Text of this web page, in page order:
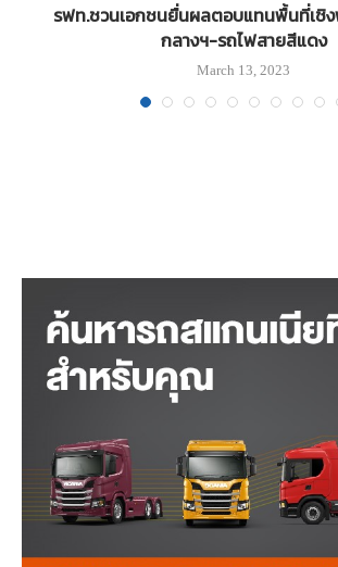
รฟท.ชวนเอกชนยื่นผลตอบแทนพื้นที่เชิ
กลางฯ-รถไฟสายสีแดง
March 13, 2023